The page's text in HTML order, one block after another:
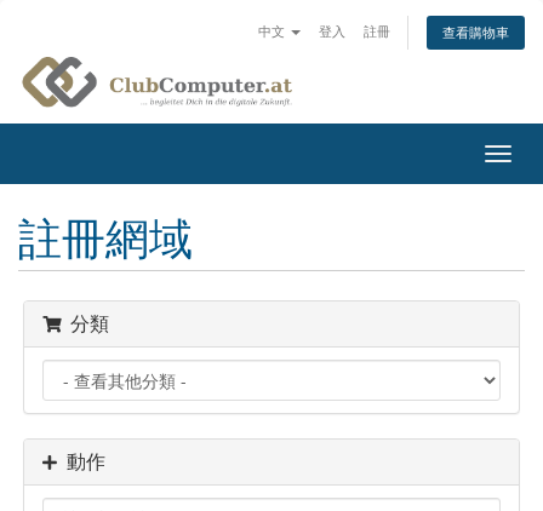
中文 登入 註冊 查看購物車
切
換
註冊網域
分類
動作